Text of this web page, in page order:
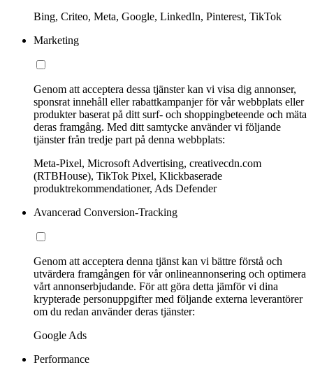
Bing, Criteo, Meta, Google, LinkedIn, Pinterest, TikTok
Marketing
Genom att acceptera dessa tjänster kan vi visa dig annonser,
sponsrat innehåll eller rabattkampanjer för vår webbplats eller
produkter baserat på ditt surf- och shoppingbeteende och mäta
deras framgång. Med ditt samtycke använder vi följande
tjänster från tredje part på denna webbplats:
Meta-Pixel, Microsoft Advertising, creativecdn.com
(RTBHouse), TikTok Pixel, Klickbaserade
produktrekommendationer, Ads Defender
Avancerad Conversion-Tracking
Genom att acceptera denna tjänst kan vi bättre förstå och
utvärdera framgången för vår onlineannonsering och optimera
vårt annonserbjudande. För att göra detta jämför vi dina
krypterade personuppgifter med följande externa leverantörer
om du redan använder deras tjänster:
Google Ads
Performance